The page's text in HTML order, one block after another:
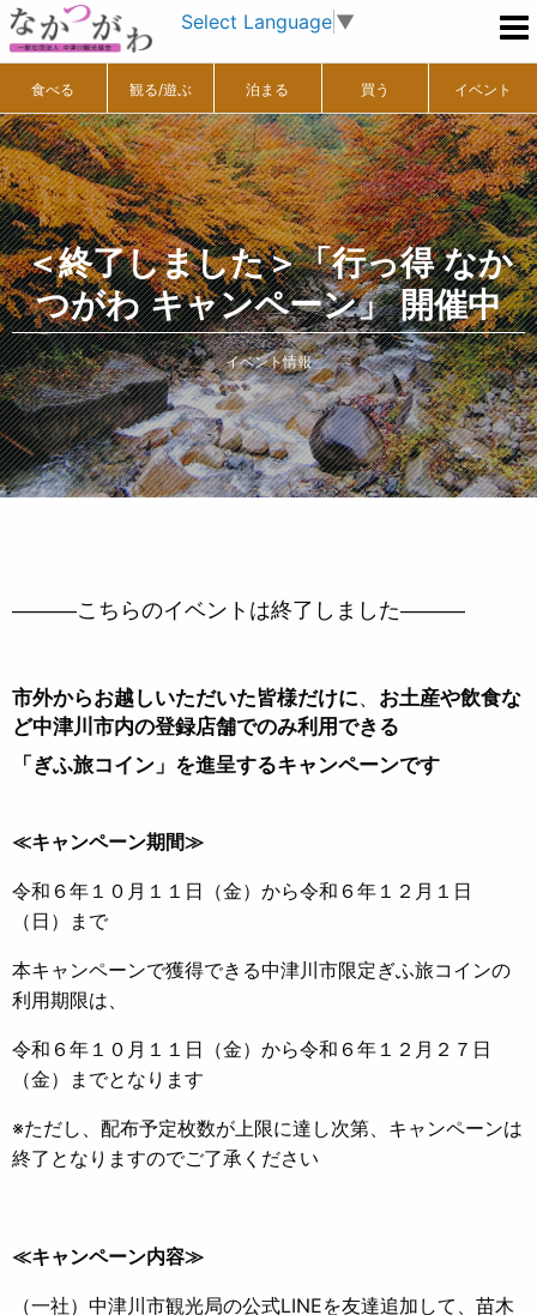
Select Language ▼
食べる 観る/遊ぶ 泊まる 買う イベント
＜終了しました＞「行っ得 なか
つがわ キャンペーン」 開催中
イベント情報
―――こちらのイベントは終了しました―――
市外からお越しいただいた皆様だけに、 お土産や飲食な
ど中津川市内の登録店舗でのみ利用できる
「ぎふ旅コイン」を進呈するキャンペーンです
≪キャンペーン期間≫
令和６年１０月１１日（金）から令和６年１２月１日
（日）まで
本キャンペーンで獲得できる中津川市限定ぎふ旅コインの
利用期限は、
令和６年１０月１１日（金）から令和６年１２月２７日
（金）までとなります
※ただし、配布予定枚数が上限に達し次第、キャンペーンは
終了となりますのでご了承ください
≪キャンペーン内容≫
（一社）中津川市観光局の公式LINEを友達追加して、苗木